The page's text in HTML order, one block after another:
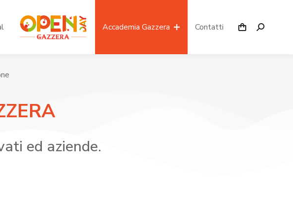
Accademia Gazzera Contatti
ed aziende.